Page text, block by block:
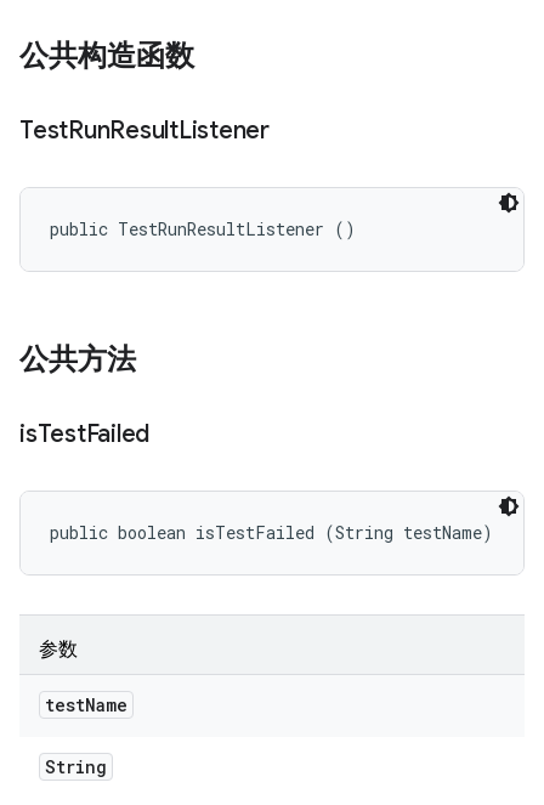
公共构造函数
TestRunResultListener
public TestRunResultListener ()
公共方法
isTestFailed
public boolean isTestFailed (String testName)
参数
testName
String